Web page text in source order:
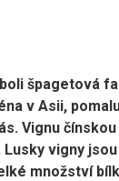
špagetová
v Asii,
Vignu
Lusky vigny
množství